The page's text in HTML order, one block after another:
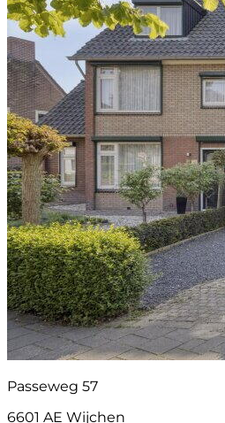
Passeweg 57
6601 AE Wijchen